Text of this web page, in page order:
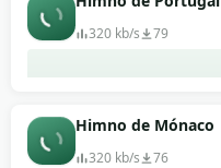
320 kb/s 79
Himno de Mónaco
320 kb/s 76